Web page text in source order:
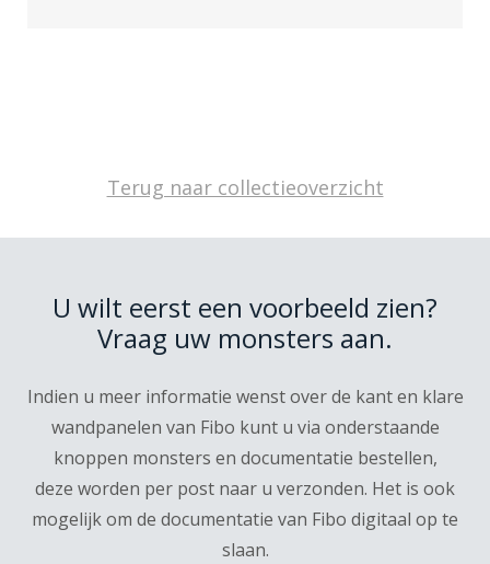
Terug naar collectieoverzicht
U wilt eerst een voorbeeld zien?
Vraag uw monsters aan.
Indien u meer informatie wenst over de kant en klare
wandpanelen van Fibo kunt u via onderstaande
knoppen monsters en documentatie bestellen,
deze worden per post naar u verzonden. Het is ook
mogelijk om de documentatie van Fibo digitaal op te
slaan.